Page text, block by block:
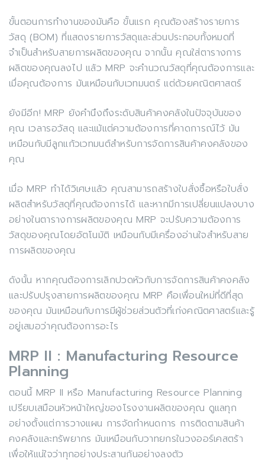
ขั้นตอนการทำงานของมันคือ ขั้นแรก คุณต้องสร้างรายการ
วัสดุ (BOM) ที่แสดงรายการวัสดุและส่วนประกอบทั้งหมดที่
จำเป็นสำหรับสายการผลิตของคุณ จากนั้น คุณใส่ตารางการ
ผลิตของคุณลงไป แล้ว MRP จะคำนวณวัสดุที่คุณต้องการและ
เมื่อคุณต้องการ มันเหมือนกับเวทมนตร์ แต่ด้วยคณิตศาสตร์
ยังมีอีก! MRP ยังคำนึงถึงระดับสินค้าคงคลังในปัจจุบันของ
คุณ เวลารอวัสดุ และแม้แต่ความต้องการที่คาดการณ์ไว้ มัน
เหมือนกับมีลูกแก้วเวทมนต์สำหรับการจัดการสินค้าคงคลังของ
คุณ
เมื่อ MRP ทำได้วิเศษแล้ว คุณสามารถสร้างใบสั่งซื้อหรือใบสั่ง
ผลิตสำหรับวัสดุที่คุณต้องการได้ และหากมีการเปลี่ยนแปลงบาง
อย่างในตารางการผลิตของคุณ MRP จะปรับความต้องการ
วัสดุของคุณโดยอัตโนมัติ เหมือนกับมีเครื่องอ่านใจสำหรับสาย
การผลิตของคุณ
ดังนั้น หากคุณต้องการเลิกปวดหัวกับการจัดการสินค้าคงคลัง
และปรับปรุงสายการผลิตของคุณ MRP คือเพื่อนใหม่ที่ดีที่สุด
ของคุณ มันเหมือนกับการมีผู้ช่วยส่วนตัวที่เก่งคณิตศาสตร์และรู้
อยู่เสมอว่าคุณต้องการอะไร
MRP II : Manufacturing Resource
Planning
ตอนนี้ MRP II หรือ Manufacturing Resource Planning
เปรียบเสมือนหัวหน้าใหญ่ของโรงงานผลิตของคุณ ดูแลทุก
อย่างตั้งแต่การวางแผน การจัดกำหนดการ การติดตามสินค้า
คงคลังและทรัพยากร มันเหมือนกับวาทยกรในวงออร์เคสตร้า
เพื่อให้แน่ใจว่าทุกอย่างประสานกันอย่างลงตัว